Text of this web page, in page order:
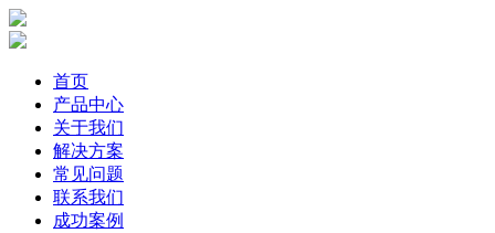
首页
产品中心
关于我们
解决方案
常见问题
联系我们
成功案例